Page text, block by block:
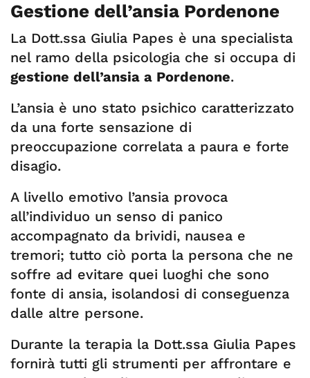
Gestione dell’ansia Pordenone
La Dott.ssa Giulia Papes è una specialista
nel ramo della psicologia che si occupa di
gestione dell’ansia a Pordenone.
L’ansia è uno stato psichico caratterizzato
da una forte sensazione di
preoccupazione correlata a paura e forte
disagio.
A livello emotivo l’ansia provoca
all’individuo un senso di panico
accompagnato da brividi, nausea e
tremori; tutto ciò porta la persona che ne
soffre ad evitare quei luoghi che sono
fonte di ansia, isolandosi di conseguenza
dalle altre persone.
Durante la terapia la Dott.ssa Giulia Papes
fornirà tutti gli strumenti per affrontare e